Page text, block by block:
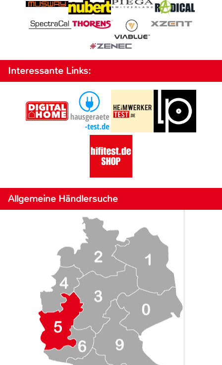
Interessante Links:
Allgemeine Händlersuche